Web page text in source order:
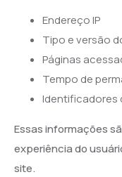
Endereço IP
Tipo e versão
Páginas
Tempo de
Identificadores
Essas informações
experiência do
site.